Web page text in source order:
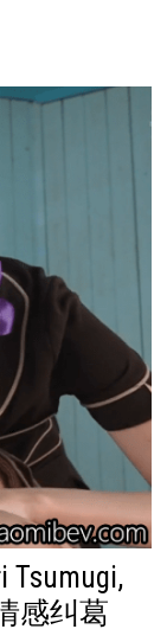
Tsumugi,
感纠葛